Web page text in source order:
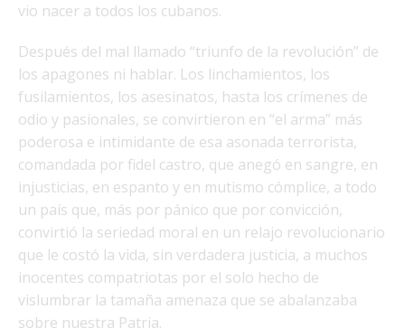
vio nacer a todos los cubanos.
Después del mal llamado “triunfo de la revolución” de
los apagones ni hablar. Los linchamientos, los
fusilamientos, los asesinatos, hasta los crímenes de
odio y pasionales, se convirtieron en “el arma” más
poderosa e intimidante de esa asonada terrorista,
comandada por fidel castro, que anegó en sangre, en
injusticias, en espanto y en mutismo cómplice, a todo
un país que, más por pánico que por convicción,
convirtió la seriedad moral en un relajo revolucionario
que le costó la vida, sin verdadera justicia, a muchos
inocentes compatriotas por el solo hecho de
vislumbrar la tamaña amenaza que se abalanzaba
sobre nuestra Patria.